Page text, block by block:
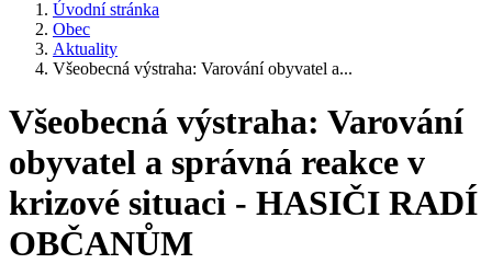
Úvodní stránka
Obec
Aktuality
Všeobecná výstraha: Varování obyvatel a...
Všeobecná výstraha: Varování
obyvatel a správná reakce v
krizové situaci - HASIČI RADÍ
OBČANŮM